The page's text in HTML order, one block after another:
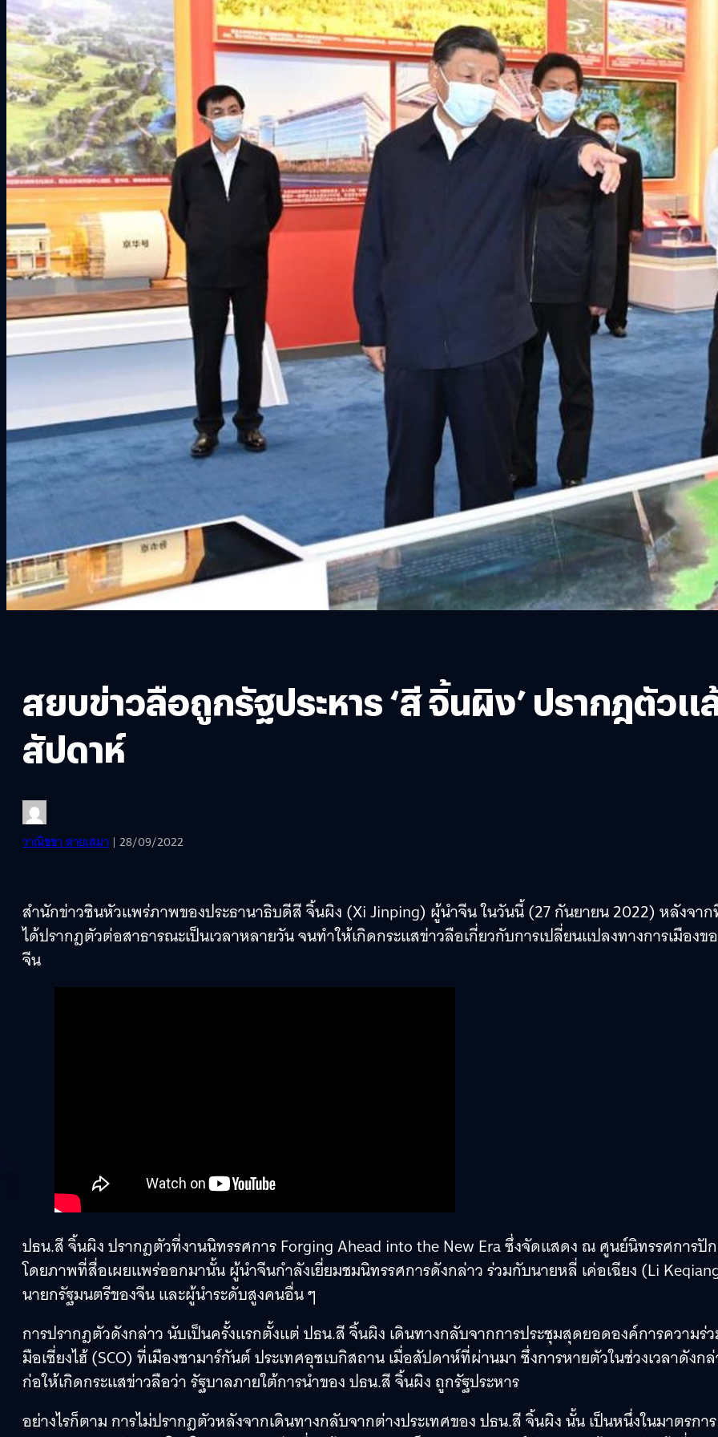
สยบข่าวลือถูกรัฐประหาร ‘สี จิ้นผิง’ ปรากฎตัว
สัปดาห์
วาณิชชา สายเสมา | 28/09/2022
สำนักข่าวซินหัวแพร่ภาพของประธานาธิบดีสี จิ้นผิง (Xi Jinping) ผู้นำจีน ในวันนี้ (27 กันยายน 2022) หลังจาก
ได้ปรากฎตัวต่อสาธารณะเป็นเวลาหลายวัน จนทำให้เกิดกระแสข่าวลือเกี่ยวกับการเปลี่ยนแปลงทางการเมืองข
จีน
ปธน.สี จิ้นผิง ปรากฎตัวที่งานนิทรรศการ Forging Ahead into the New Era ซึ่งจัดแสดง ณ ศูนย์นิทรรศการปั
โดยภาพที่สื่อเผยแพร่ออกมานั้น ผู้นำจีนกำลังเยี่ยมชมนิทรรศการดังกล่าว ร่วมกับนายหลี่ เค่อเฉียง (Li
นายกรัฐมนตรีของจีน และผู้นำระดับสูงคนอื่น ๆ
การปรากฎตัวดังกล่าว นับเป็นครั้งแรกตั้งแต่ ปธน.สี จิ้นผิง เดินทางกลับจากการประชุมสุดยอดองค์การความร่
มือเซี่ยงไฮ้ (SCO) ที่เมืองซามาร์กันต์ ประเทศอุซเบกิสถาน เมื่อสัปดาห์ที่ผ่านมา ซึ่งการหายตัวในช่วงเวลาดังก
ก่อให้เกิดกระแสข่าวลือว่า รัฐบาลภายใต้การนำของ ปธน.สี จิ้นผิง ถูกรัฐประหาร
อย่างไรก็ตาม การไม่ปรากฎตัวหลังจากเดินทางกลับจากต่างประเทศของ ปธน.สี จิ้นผิง นั้น เป็นหนึ่งในมาตรการ